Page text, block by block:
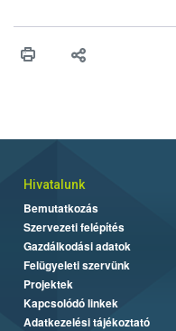
higiéniai szabályok
biztonsági Hivatal (Nébih)
Hivatalunk
Bemutatkozás
Szervezeti felépítés
Gazdálkodási adatok
Felügyeleti szervünk
Projektek
Kapcsolódó linkek
Adatkezelési tájékoztató